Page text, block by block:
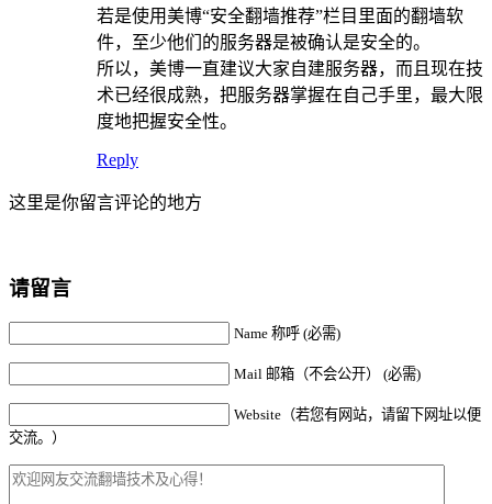
若是使用美博“安全翻墙推荐”栏目里面的翻墙软
件，至少他们的服务器是被确认是安全的。
所以，美博一直建议大家自建服务器，而且现在技
术已经很成熟，把服务器掌握在自己手里，最大限
度地把握安全性。
Reply
这里是你留言评论的地方
请留言
Name 称呼 (必需)
Mail 邮箱（不会公开） (必需)
Website（若您有网站，请留下网址以便
交流。）